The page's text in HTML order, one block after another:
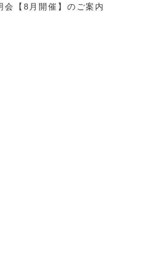
【8月開催】のご案内